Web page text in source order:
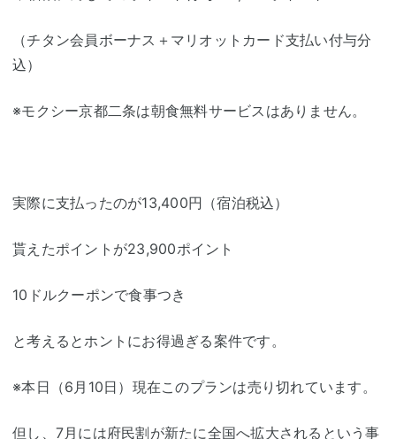
（チタン会員ボーナス＋マリオットカード支払い付与分
込）
※モクシー京都二条は朝食無料サービスはありません。
実際に支払ったのが13,400円（宿泊税込）
貰えたポイントが23,900ポイント
10ドルクーポンで食事つき
と考えるとホントにお得過ぎる案件です。
※本日（6月10日）現在このプランは売り切れています。
但し、7月には府民割が新たに全国へ拡大されるという事